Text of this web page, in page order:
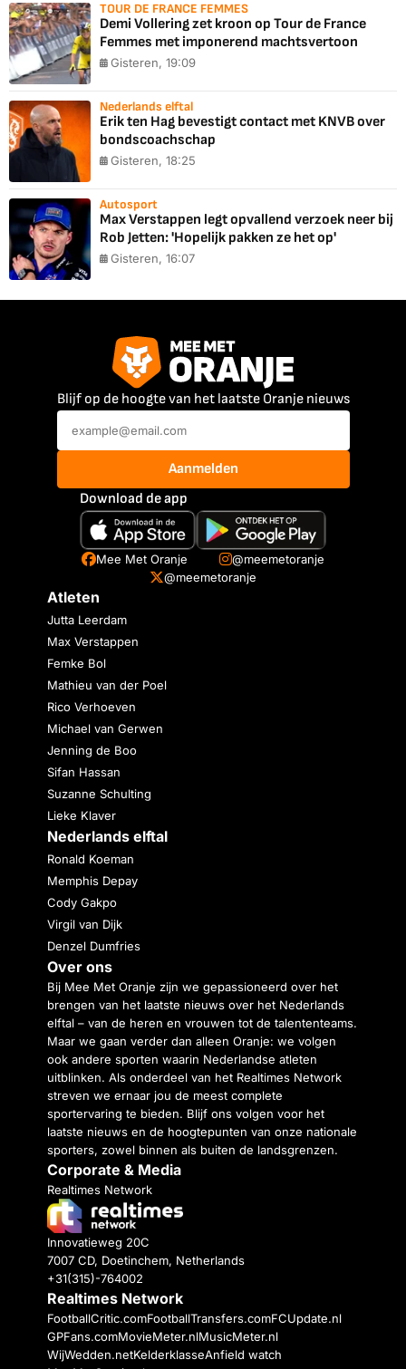
TOUR DE FRANCE FEMMES
Demi Vollering zet kroon op Tour de France
Femmes met imponerend machtsvertoon
Gisteren, 19:09
Nederlands elftal
Erik ten Hag bevestigt contact met KNVB over
bondscoachschap
Gisteren, 18:25
Autosport
Max Verstappen legt opvallend verzoek neer bij
Rob Jetten: 'Hopelijk pakken ze het op'
Gisteren, 16:07
Blijf op de hoogte van het laatste Oranje nieuws
Aanmelden
Download de app
Mee Met Oranje
@meemetoranje
@meemetoranje
Atleten
Jutta Leerdam
Max Verstappen
Femke Bol
Mathieu van der Poel
Rico Verhoeven
Michael van Gerwen
Jenning de Boo
Sifan Hassan
Suzanne Schulting
Lieke Klaver
Nederlands elftal
Ronald Koeman
Memphis Depay
Cody Gakpo
Virgil van Dijk
Denzel Dumfries
Over ons
Bij Mee Met Oranje zijn we gepassioneerd over het
brengen van het laatste nieuws over het Nederlands
elftal – van de heren en vrouwen tot de talententeams.
Maar we gaan verder dan alleen Oranje: we volgen
ook andere sporten waarin Nederlandse atleten
uitblinken. Als onderdeel van het Realtimes Network
streven we ernaar jou de meest complete
sportervaring te bieden. Blijf ons volgen voor het
laatste nieuws en de hoogtepunten van onze nationale
sporters, zowel binnen als buiten de landsgrenzen.
Corporate & Media
Realtimes Network
Innovatieweg 20C
7007 CD, Doetinchem, Netherlands
+31(315)-764002
Realtimes Network
FootballCritic.comFootballTransfers.comFCUpdate.nl
GPFans.comMovieMeter.nlMusicMeter.nl
WijWedden.netKelderklasseAnfield watch